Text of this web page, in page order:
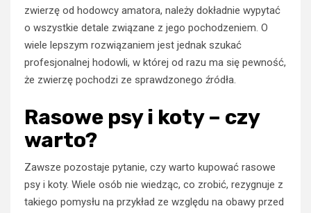
zwierzę od hodowcy amatora, należy dokładnie wypytać
o wszystkie detale związane z jego pochodzeniem. O
wiele lepszym rozwiązaniem jest jednak szukać
profesjonalnej hodowli, w której od razu ma się pewność,
że zwierzę pochodzi ze sprawdzonego źródła.
Rasowe psy i koty – czy
warto?
Zawsze pozostaje pytanie, czy warto kupować rasowe
psy i koty. Wiele osób nie wiedząc, co zrobić, rezygnuje z
takiego pomysłu na przykład ze względu na obawy przed